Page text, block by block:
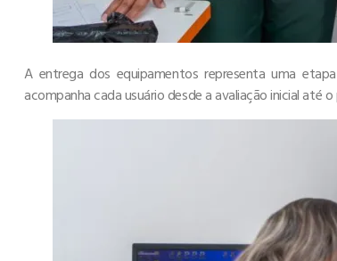
A entrega dos equipamentos representa uma
acompanha cada usuário desde a avaliação inicial até